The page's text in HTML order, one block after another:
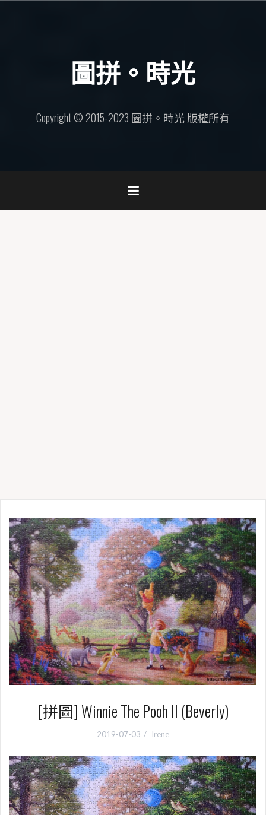
圖拼。時光
Copyright © 2015-2023 圖拼。時光 版權所有
[拼圖] Winnie The Pooh II (Beverly)
2019-07-03 Irene